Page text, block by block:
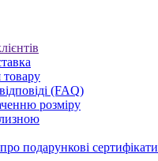
(FAQ)
розміру
подарункові